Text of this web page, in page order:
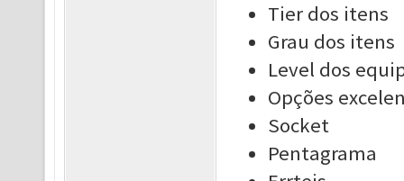
Tier dos itens
Grau dos itens
Level dos
Opções
Socket
Pentagrama